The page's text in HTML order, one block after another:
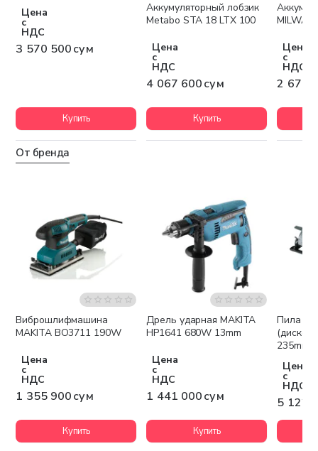
Цена
с
НДС
3 570 500 сум
Купить
Бесплатная доставка
Аккумуляторный лобзик
Metabo STA 18 LTX 100
Цена
с
НДС
4 067 600 сум
Купить
Цена
с
НДС
2 678
От бренда
Бесплатная доставка
Виброшлифмашина
MAKITA BO3711 190W
Цена
с
НДС
1 355 900 сум
Купить
Бесплатная доставка
Дрель ударная MAKITA
HP1641 680W 13mm
Цена
с
НДС
1 441 000 сум
Купить
Пила
235mm
Цена
с
НДС
5 122